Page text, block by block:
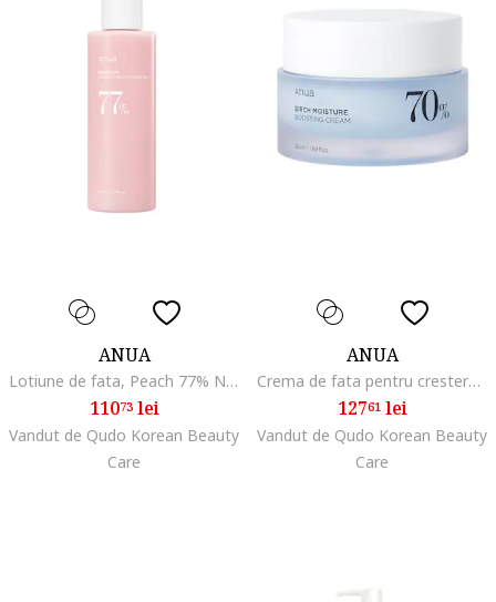
ANUA
Lotiune de fata, Peach 77% Niacin Conditioning, 150ml
11073lei
Vandut de Qudo Korean Beauty
Care
ANUA
Crema de fata pentru cresterea umiditatii, Birch Moisture Boosting, 50 ml
12761lei
Vandut de Qudo Korean Beauty
Care